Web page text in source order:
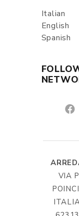
Italian
English
Spanish
VIA